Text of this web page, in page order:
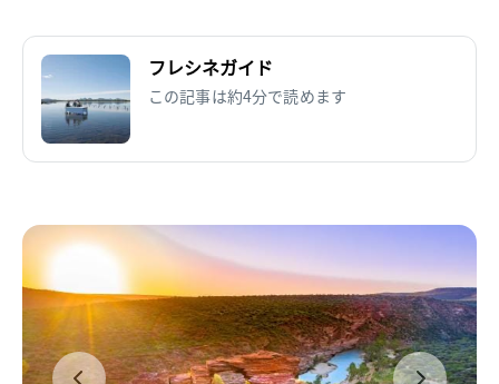
フレシネガイド
この記事は約4分で読めます